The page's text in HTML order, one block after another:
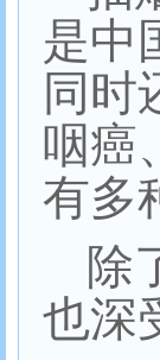
是中
同时
咽癌
有多
除
也深